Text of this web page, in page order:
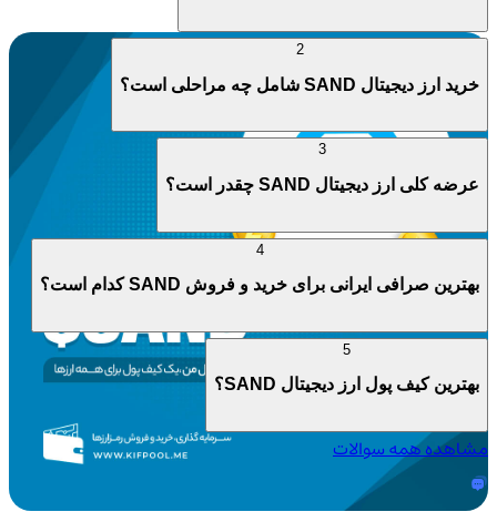
خرید ارز دیجیتال SAND شامل چه مراحلی است؟
عرضه کلی ارز دیجیتال SAND چقدر است؟
بهترین صرافی ایرانی برای خرید و فروش SAND کدام است؟
بهترین کیف پول ارز دیجیتال SAND؟
مشاهده همه سوالات